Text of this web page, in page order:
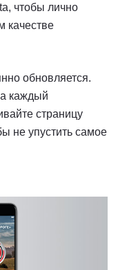
чтобы лично
качестве
обновляется.
каждый
страницу
не упустить самое